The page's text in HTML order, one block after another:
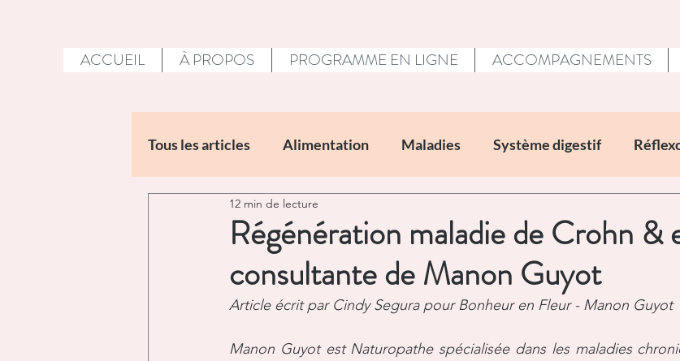
ACCUEIL À PROPOS PROGRAMME EN LIGNE ACCOMPAGNEMENTS
Tous les articles Alimentation Maladies Système digestif
Huiles essentielles
Recettes Développement personnel Environnement
Régénération maladie de Crohn &
consultante de Manon Guyot
12 min de lecture
Article écrit par Cindy Segura pour Bonheur en Fleur - Manon Guyot
Manon Guyot est Naturopathe spécialisée dans les maladies